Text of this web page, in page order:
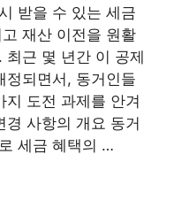
받을 수 있는 세금
재산 이전을 원활
최근 몇 년간 이 공제
정되면서, 동거인들
지 도전 과제를 안겨
경 사항의 개요 동거
세금 혜택의 …